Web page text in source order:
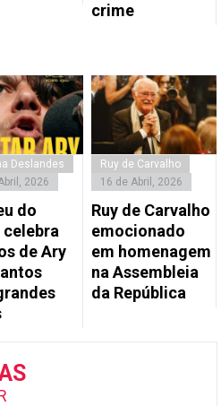
crime
Deslandes
2026
do
de Ary
Ruy de Carvalho
16 de Abril, 2026
Ruy de Carvalho
emocionado
em homenagem
na Assembleia
da República